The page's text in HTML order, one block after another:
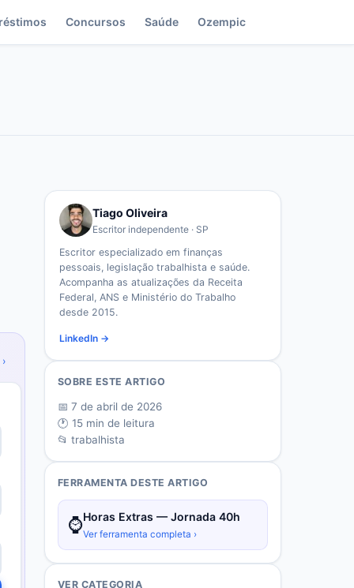
Concursos Saúde Ozempic
Tiago Oliveira
Escritor independente · SP
Escritor especializado em finanças
pessoais, legislação trabalhista e saúde.
Acompanha as atualizações da Receita
Federal, ANS e Ministério do Trabalho
desde 2015.
LinkedIn →
SOBRE ESTE ARTIGO
📅 7 de abril de 2026
🕐 15 min de leitura
📂 trabalhista
FERRAMENTA DESTE ARTIGO
⌚Horas Extras — Jornada 40h
Ver ferramenta completa ›
VER CATEGORIA